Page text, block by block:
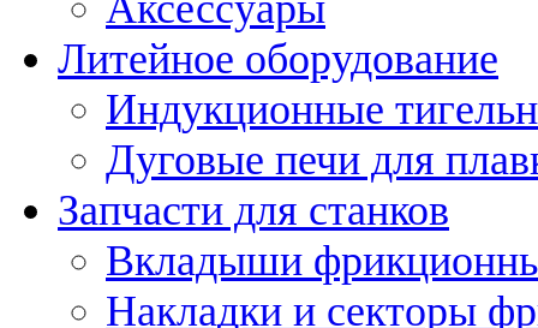
Литейное оборудование
Индукционные
Дуговые печи для
Запчасти для станков
Вкладыши
Накладки и секторы